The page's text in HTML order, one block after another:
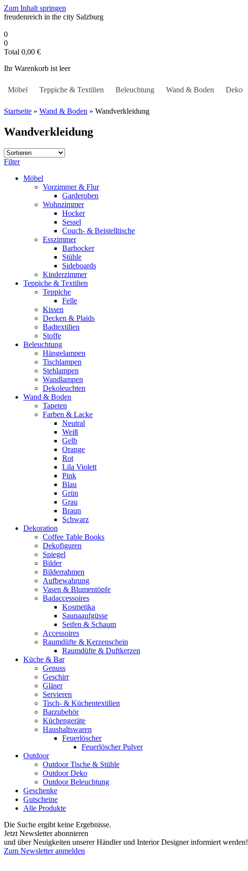
Zum Inhalt springen
freudenreich in the city Salzburg
0
0
Total 0,00 €
Ihr Warenkorb ist leer
Möbel Teppiche & Textilien Beleuchtung Wand & Boden Deko
Startseite » Wand & Boden » Wandverkleidung
Wandverkleidung
Filter
Möbel
Vorzimmer & Flur
Garderoben
Wohnzimmer
Hocker
Sessel
Couch- & Beistelltische
Esszimmer
Barhocker
Stühle
Sideboards
Kinderzimmer
Teppiche & Textilien
Teppiche
Felle
Kissen
Decken & Plaids
Badtextilien
Stoffe
Beleuchtung
Hängelampen
Tischlampen
Stehlampen
Wandlampen
Dekoleuchten
Wand & Boden
Tapeten
Farben & Lacke
Neutral
Weiß
Gelb
Orange
Rot
Lila Violett
Pink
Blau
Grün
Grau
Braun
Schwarz
Dekoration
Coffee Table Books
Dekofiguren
Spiegel
Bilder
Bilderrahmen
Aufbewahrung
Vasen & Blumentöpfe
Badaccessoires
Kosmetika
Saunaaufgüsse
Seifen & Schaum
Accessoires
Raumdüfte & Kerzenschein
Raumdüfte & Duftkerzen
Küche & Bar
Genuss
Geschirr
Gläser
Servieren
Tisch- & Küchentextilien
Barzubehör
Küchengeräte
Haushaltswaren
Feuerlöscher
Feuerlöscher Pulver
Outdoor
Outdoor Tische & Stühle
Outdoor Deko
Outdoor Beleuchtung
Geschenke
Gutscheine
Alle Produkte
Die Suche ergibt keine Ergebnisse.
Jetzt Newsletter abonnieren
und über Neuigkeiten unserer Händler und Interior Designer informiert werden!
Zum Newsletter anmelden